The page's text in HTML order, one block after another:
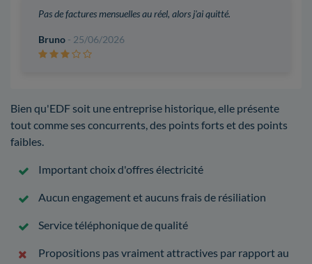
Pas de factures mensuelles au réel, alors j'ai quitté.
Bruno - 25/06/2026
Bien qu'EDF soit une entreprise historique, elle présente
tout comme ses concurrents, des points forts et des points
faibles.
Important choix d'offres électricité
Aucun engagement et aucuns frais de résiliation
Service téléphonique de qualité
Propositions pas vraiment attractives par rapport au